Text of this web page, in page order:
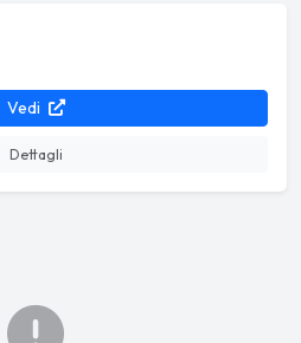
Vedi
Dettagli